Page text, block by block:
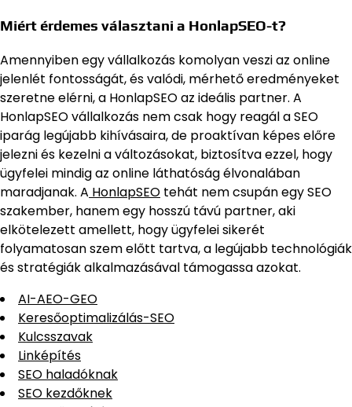
Miért érdemes választani a HonlapSEO-t?
Amennyiben egy vállalkozás komolyan veszi az online
jelenlét fontosságát, és valódi, mérhető eredményeket
szeretne elérni, a HonlapSEO az ideális partner. A
HonlapSEO vállalkozás nem csak hogy reagál a SEO
iparág legújabb kihívásaira, de proaktívan képes előre
jelezni és kezelni a változásokat, biztosítva ezzel, hogy
ügyfelei mindig az online láthatóság élvonalában
maradjanak. A HonlapSEO tehát nem csupán egy SEO
szakember, hanem egy hosszú távú partner, aki
elkötelezett amellett, hogy ügyfelei sikerét
folyamatosan szem előtt tartva, a legújabb technológiák
és stratégiák alkalmazásával támogassa azokat.
AI-AEO-GEO
Keresőoptimalizálás-SEO
Kulcsszavak
Linképítés
SEO haladóknak
SEO kezdőknek